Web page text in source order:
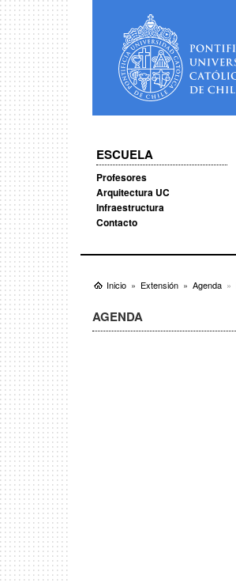
ESCUELA
Profesores
Arquitectura UC
Infraestructura
Contacto
Inicio Extensión Agenda
AGENDA